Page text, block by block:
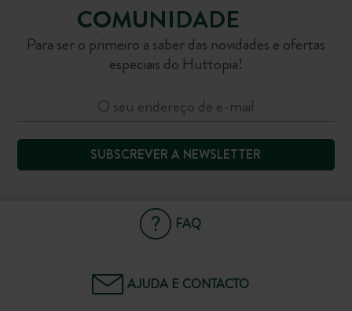
COMUNIDADE
Para ser o primeiro a saber das novidades e ofertas
especiais do Huttopia!
SUBSCREVER A NEWSLETTER
FAQ
AJUDA E CONTACTO